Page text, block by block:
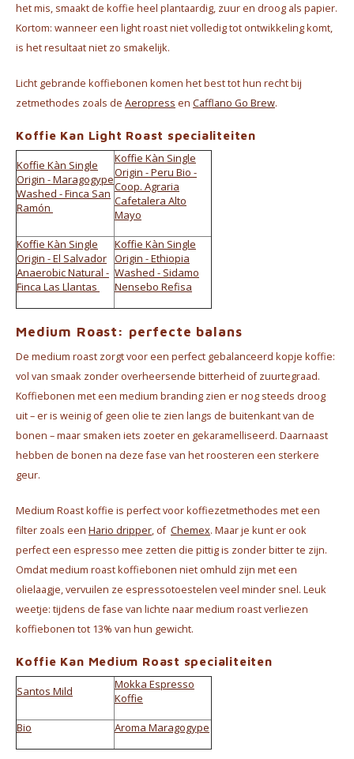
het mis, smaakt de koffie heel plantaardig, zuur en droog als papier.
Kortom: wanneer een light roast niet volledig tot ontwikkeling komt,
is het resultaat niet zo smakelijk.
Licht gebrande koffiebonen komen het best tot hun recht bij
zetmethodes zoals de Aeropress en Cafflano Go Brew.
Koffie Kan Light Roast specialiteiten
Koffie Kàn Single
Origin - Maragogype
Washed - Finca San
Ramón
Koffie Kàn Single
Origin - Peru Bio -
Coop. Agraria
Cafetalera Alto
Mayo
Koffie Kàn Single
Origin - El Salvador
Anaerobic Natural -
Finca Las Llantas
Koffie Kàn Single
Origin - Ethiopia
Washed - Sidamo
Nensebo Refisa
Medium Roast: perfecte balans
De medium roast zorgt voor een perfect gebalanceerd kopje koffie:
vol van smaak zonder overheersende bitterheid of zuurtegraad.
Koffiebonen met een medium branding zien er nog steeds droog
uit – er is weinig of geen olie te zien langs de buitenkant van de
bonen – maar smaken iets zoeter en gekaramelliseerd. Daarnaast
hebben de bonen na deze fase van het roosteren een sterkere
geur.
Medium Roast koffie is perfect voor koffiezetmethodes met een
filter zoals een Hario dripper, of Chemex. Maar je kunt er ook
perfect een espresso mee zetten die pittig is zonder bitter te zijn.
Omdat medium roast koffiebonen niet omhuld zijn met een
olielaagje, vervuilen ze espressotoestelen veel minder snel. Leuk
weetje: tijdens de fase van lichte naar medium roast verliezen
koffiebonen tot 13% van hun gewicht.
Koffie Kan Medium Roast specialiteiten
Santos Mild
Mokka Espresso
Koffie
Bio Aroma Maragogype